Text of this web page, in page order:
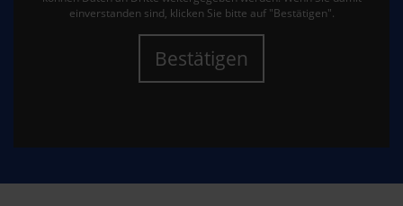
einverstanden sind, klicken Sie bitte auf "Bestätigen".
Bestätigen